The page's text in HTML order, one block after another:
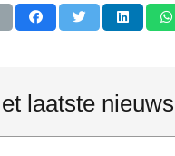
laatste nieuws